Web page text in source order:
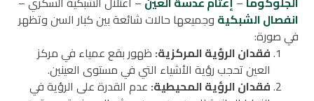
انفصال الشبكية وجميعها حالات شائعة بين كبار السن وتظهر
في صورة:
فقدان الرؤية المركزية: ظهور بقع عمياء في مركز
العين تحجب رؤية الأشياء التي في مستوى العينين.
فقدان الرؤية المحيطية: عدم القدرة على الرؤية في